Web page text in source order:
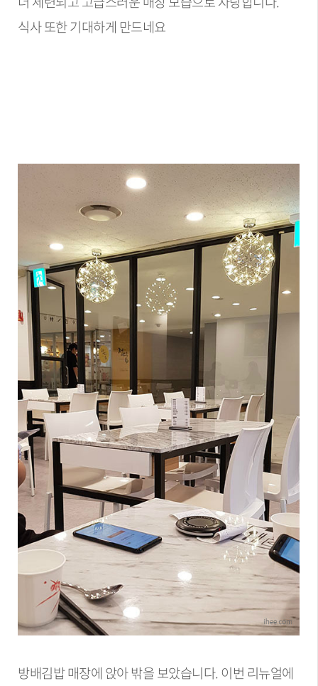
식사 또한 기대하게 만드네요
방배김밥 매장에 앉아 밖을 보았습니다. 이번 리뉴얼에